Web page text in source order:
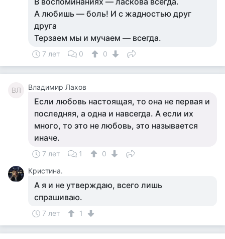
А любишь — боль! И с жадностью друг
друга
Терзаем мы и мучаем — всегда.
7 лет 0 0
ВЛ Владимир Лахов
Если любовь настоящая, то она не первая и
последняя, а одна и навсегда. А если их
много, то это не любовь, это называется
иначе.
7 лет 1
0
Кристина.
А я и не утверждаю, всего лишь
спрашиваю.
7 лет 1